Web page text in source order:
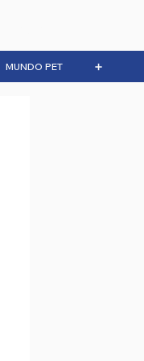
MUNDO PET ➕